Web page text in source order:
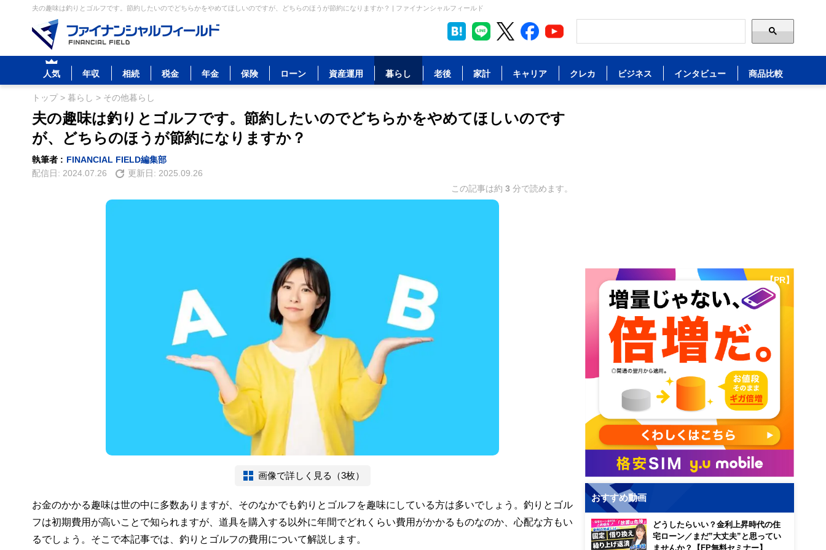
夫の趣味は釣りとゴルフです。節約したいのでどちらかをやめてほしいのですが、どちらのほうが節約になりますか？ | ファイナンシャルフィールド
人気 年収 相続 税金 年金 保険 ローン 資産運用 暮らし 老後 家計 キャリア クレカ ビジネス インタビュー 商品比較
トップ> 暮らし > その他暮らし
夫の趣味は釣りとゴルフです。節約したいのでどちらかをやめてほしいのです
が、どちらのほうが節約になりますか？
執筆者 : FINANCIAL FIELD編集部
配信日: 2024.07.26 更新日: 2025.09.26
この記事は約 3 分で読めます。
画像で詳しく見る（3枚）
お金のかかる趣味は世の中に多数ありますが、そのなかでも釣りとゴルフを趣味にしている方は多いでしょう。釣りとゴル
フは初期費用が高いことで知られますが、道具を購入する以外に年間でどれくらい費用がかかるものなのか、心配な方もい
るでしょう。そこで本記事では、釣りとゴルフの費用について解説します。
【PR】
おすすめ動画
どうしたらいい？金利上昇時代の住
宅ローン／まだ”大丈夫”と思ってい
ませんか？【FP無料セミナー】